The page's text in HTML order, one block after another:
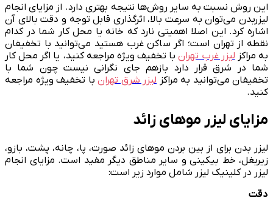
این روش نسبت به سایر روش‌ها نتیجه بهتری دارد. از مزایای انجام
لیزربدن می‌توان به سرعت بالا، اثرگذاری قابل توجه و دقت بالای آن
اشاره کرد. این اصلا اهمیتی نارد که خانه یا محل کار شما در کدام
نقطه از تهران است؛ اگر ساکن غرب هستید می‌توانید با تخفیفان
به مراکز لیزر غرب تهرانبا تخفیف ویژه مراجعه کنید، یا اگر محل کار
شما در شرق قرار دارد بازهم جای نگرانی نیست چون شما با
تخفیفان می‌توانید به مراکز لیزر شرق تهران با تخفیف ویژه مراجعه
کنید.
مزایای لیزر موهای زائد
لیزر بدن برای از بین بردن موهای زائد صورت، پا، چانه، پشت، بازو،
زیربغل، خط بیکینی و سایر مناطق دیگر مفید است. مزایای انجام
لیزر در کلینیک لیزر شامل موارد زیر است:
دقت